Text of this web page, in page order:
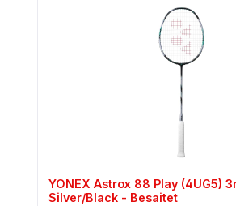
YONEX Astrox 88 Play (4UG5)
Silver/Black - Besaitet